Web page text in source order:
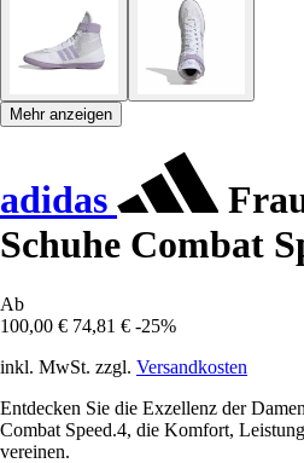
Mehr anzeigen
adidas
Schuhe Combat
Ab
100,00 € 74,81 € -25%
inkl. MwSt. zzgl. Versandkosten
Entdecken Sie die Exzellenz der
Combat Speed.4, die Komfort,
vereinen.